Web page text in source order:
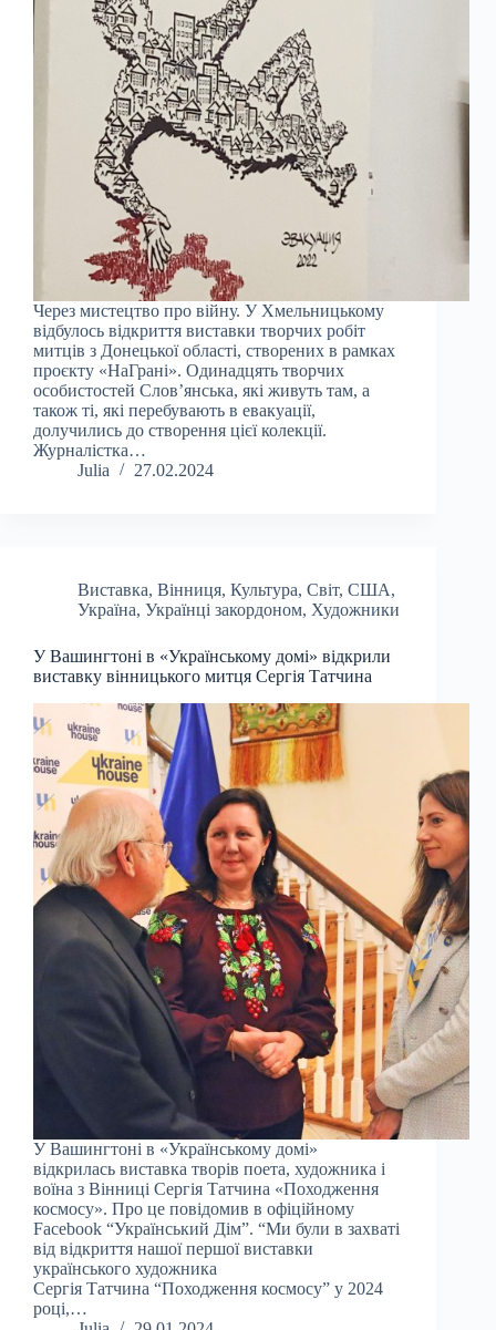
Через мистецтво про війну. У Хмельницькому
відбулось відкриття виставки творчих робіт
митців з Донецької області, створених в рамках
проєкту «НаГрані». Одинадцять творчих
особистостей Словʼянська, які живуть там, а
також ті, які перебувають в евакуації,
долучились до створення цієї колекції.
Журналістка…
Julia
27.02.2024
Виставка, Вінниця, Культура, Світ, США,
Україна, Українці закордоном, Художники
У Вашингтоні в «Українському домі» відкрили
виставку вінницького митця Сергія Татчина
У Вашингтоні в «Українському домі»
відкрилась виставка творів поета, художника і
воїна з Вінниці Сергія Татчина «Походження
космосу». Про це повідомив в офіційному
Facebook “Український Дім”. “Ми були в захваті
від відкриття нашої першої виставки
українського художника
Сергія Татчина “Походження космосу” у 2024
році,…